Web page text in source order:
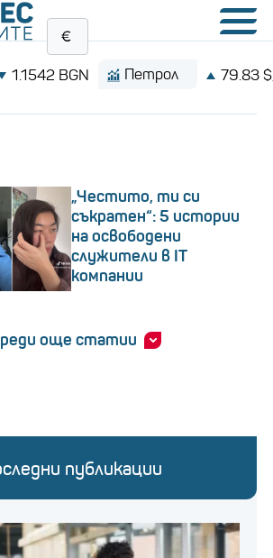
BGN Петрол 79.83 $/
„Честито, ти си
съкратен“: 5 истории
на освободени
служители в IT
компании
още статии
публикации